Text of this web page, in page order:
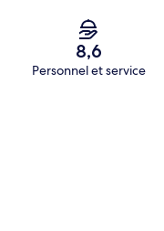
8,6
Personnel et service